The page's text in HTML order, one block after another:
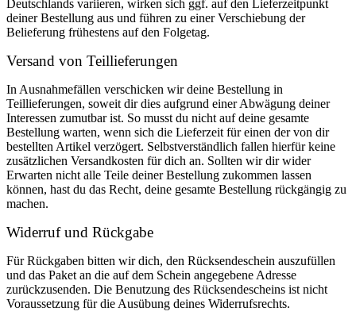
Deutschlands variieren, wirken sich ggf. auf den Lieferzeitpunkt
deiner Bestellung aus und führen zu einer Verschiebung der
Belieferung frühestens auf den Folgetag.
Versand von Teillieferungen
In Ausnahmefällen verschicken wir deine Bestellung in
Teillieferungen, soweit dir dies aufgrund einer Abwägung deiner
Interessen zumutbar ist. So musst du nicht auf deine gesamte
Bestellung warten, wenn sich die Lieferzeit für einen der von dir
bestellten Artikel verzögert. Selbstverständlich fallen hierfür keine
zusätzlichen Versandkosten für dich an. Sollten wir dir wider
Erwarten nicht alle Teile deiner Bestellung zukommen lassen
können, hast du das Recht, deine gesamte Bestellung rückgängig zu
machen.
Widerruf und Rückgabe
Für Rückgaben bitten wir dich, den Rücksendeschein auszufüllen
und das Paket an die auf dem Schein angegebene Adresse
zurückzusenden. Die Benutzung des Rücksendescheins ist nicht
Voraussetzung für die Ausübung deines Widerrufsrechts.